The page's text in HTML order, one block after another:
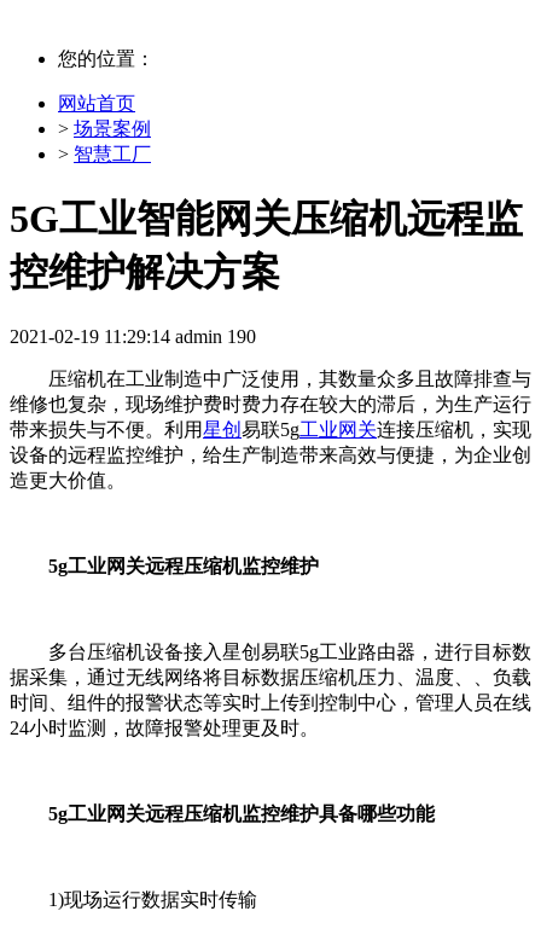
您的位置：
网站首页
> 场景案例
> 智慧工厂
5G工业智能网关压缩机远程监
控维护解决方案
2021-02-19 11:29:14 admin 190
压缩机在工业制造中广泛使用，其数量众多且故障排查与
维修也复杂，现场维护费时费力存在较大的滞后，为生产运行
带来损失与不便。利用星创 易联5g工业网关连接压缩机，实现
设备的远程监控维护，给生产制造带来高效与便捷，为企业创
造更大价值。
5g工业网关远程压缩机监控维护
多台压缩机设备接入星创易联5g工业路由器，进行目标数
据采集，通过无线网络将目标数据压缩机压力、温度、、负载
时间、组件的报警状态等实时上传到控制中心，管理人员在线
24小时监测，故障报警处理更及时。
5g工业网关远程压缩机监控维护具备哪些功能
1)现场运行数据实时传输